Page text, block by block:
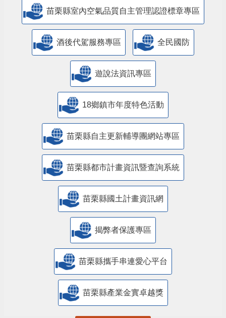
苗栗縣室內空氣品質自主管理認證標章專區
酒後代駕服務專區 全民國防
遊說法資訊專區
18鄉鎮市年度特色活動
苗栗縣自主更新輔導團網站專區
苗栗縣都市計畫資訊暨查詢系統
苗栗縣國土計畫資訊網
揭弊者保護專區
苗栗縣攜手串連愛心平台
苗栗縣產業金實卓越獎